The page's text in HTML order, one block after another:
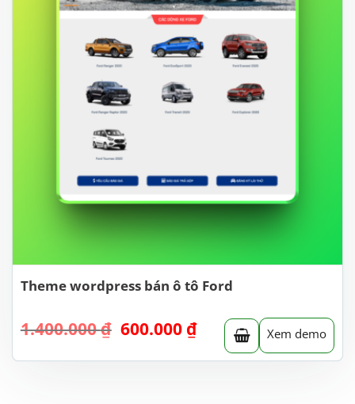
Theme wordpress bán ô tô Ford
1.400.000₫ Giá
là:
600.000 ₫Giá
hiện
tại
Xem demo